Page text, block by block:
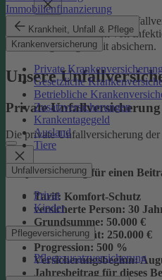
Immobilienfinanzierung
Krankheit, Unfall & Pflege
Krankenversicherung
Private Krankenversicherung
Gesetzliche
Betriebliche
Zusatzversicherungen
Krankentagegeld
Ausland
Tiere
Unfallversicherung
Privat
Kinder
Pflegeversicherung
Pflegezusatzversicherung
Mit der Junior-Plus-
sowie die Folgen von
Vergiftungen mit absichern.
Unsere
Private Unfallversicherung
Die private Unfallversicherung
Beispielrechnung für einen
Tarif: Komfort-Schutz
versicherte Person: 30
Grundsumme: 50.000 €
Vollinvalidität: 250.000 €
Progression: 500 %
Versicherungsbeginn:
Jahresbeitrag für dieses